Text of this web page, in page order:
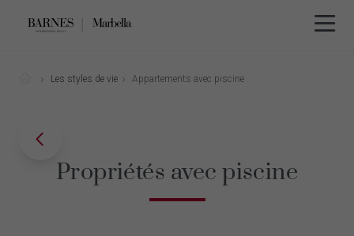
Les styles de vie Appartements avec piscine
Propriétés avec piscine